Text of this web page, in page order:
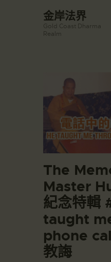
金岸法界
Gold Coast Dharma
Realm
金岸活動
講經說法
關於金岸
宣化上人
教育培德
聯繫我們
登录|LOGIN
The
Master
紀念特輯
taught
phone
教誨
☀️法宴：華嚴經入法界品
🙏講者：上恆下實法師
Sure)
⏰California Time
09:30 - 11:00pm
👉Zoom Link 链接
https://drba-
org.zoom.us/j/
👉Meeting ID 会议号：
🔔提醒:
一、請以【全名+所在地】